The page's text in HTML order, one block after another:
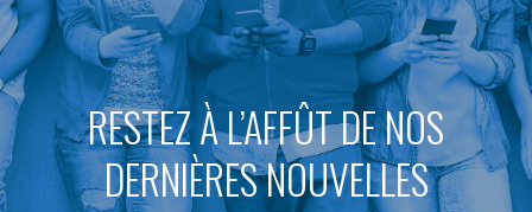
RESTEZ À L’AFFÛT DE NOS
DERNIÈRES NOUVELLES